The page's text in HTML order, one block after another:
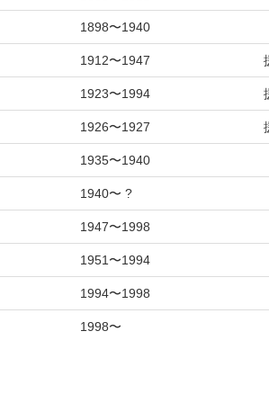
1898〜1940
1912〜1947
1923〜1994
1926〜1927
1935〜1940
1940〜 ?
1947〜1998
1951〜1994
1994〜1998
1998〜